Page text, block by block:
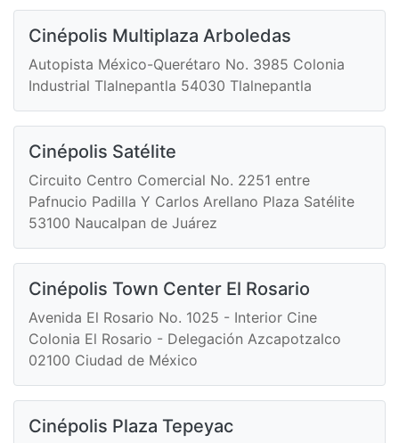
Cinépolis Multiplaza Arboledas
Autopista México-Querétaro No. 3985 Colonia
Industrial Tlalnepantla 54030 Tlalnepantla
Cinépolis Satélite
Circuito Centro Comercial No. 2251 entre
Pafnucio Padilla Y Carlos Arellano Plaza Satélite
53100 Naucalpan de Juárez
Cinépolis Town Center El Rosario
Avenida El Rosario No. 1025 - Interior Cine
Colonia El Rosario - Delegación Azcapotzalco
02100 Ciudad de México
Cinépolis Plaza Tepeyac